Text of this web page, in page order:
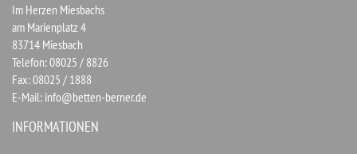
Im Herzen Miesbachs
am Marienplatz 4
83714 Miesbach
Telefon: 08025 / 8826
Fax: 08025 / 1888
E-Mail: info@betten-berner.de
INFORMATIONEN